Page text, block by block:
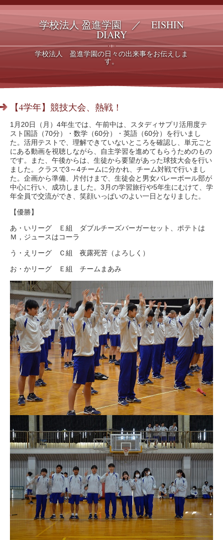
学校法人 盈進学園 ／ EISHIN
DIARY
学校法人 盈進学園の日々の出来事をお伝えしま
す。
【4学年】競技大会、熱戦！
1月20日（月）4年生では、午前中は、スタディサプリ活用度テ
スト国語（70分）・数学（60分）・英語（60分）を行いまし
た。活用テストで、理解できていないところを確認し、単元ごと
にある動画を視聴しながら、自主学習を進めてもらうためのもの
です。また、午後からは、生徒から要望があった球技大会を行い
ました。クラスで3～4チームに分かれ、チーム対戦で行いまし
た。企画から準備、片付けまで、生徒会と男女バレーボール部が
中心に行い、成功しました。3月の学習旅行や5年生にむけて、学
年全員で交流ができ、笑顔いっぱいのよい一日となりました。
【優勝】
あ・いリーグ Ｅ組 ダブルチーズバーガーセット、ポテトは
Ｍ，ジュースはコーラ
う・えリーグ Ｃ組 夜露死苦（よろしく）
お・かリーグ Ｅ組 チームまあみ